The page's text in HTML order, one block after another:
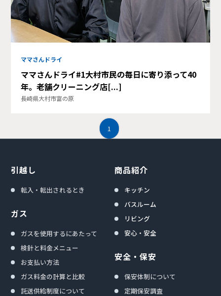
ママさんドライ
ママさんドライ#1大村市民の毎日に寄り添って40
年。老舗クリーニング店[...]
長崎県大村市富の原
1
引越し
転入・転出されるとき
ガス
ガスを使用するにあたって
検針と料金メニュー
お支払い方法
ガス料金の計算と比較
託送供給制度について
商品紹介
キッチン
バスルーム
リビング
安心・安全
安全・保安
保安体制について
定期保安調査